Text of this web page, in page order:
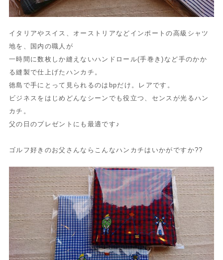
イタリアやスイス、オーストリアなどインポートの高級シャツ
地を、国内の職人が
一時間に数枚しか縫えないハンドロール(手巻き)など手のかか
る縫製で仕上げたハンカチ。
徳島で手にとって見られるのはbpだけ。レアです。
ビジネスをはじめどんなシーンでも役立つ、センスが光るハン
カチ。
父の日のプレゼントにも最適です♪
ゴルフ好きのお父さんならこんなハンカチはいかがですか??